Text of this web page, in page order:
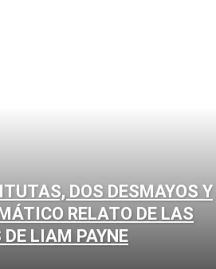
DOS DESMAYOS Y
RELATO DE LAS
LIAM PAYNE